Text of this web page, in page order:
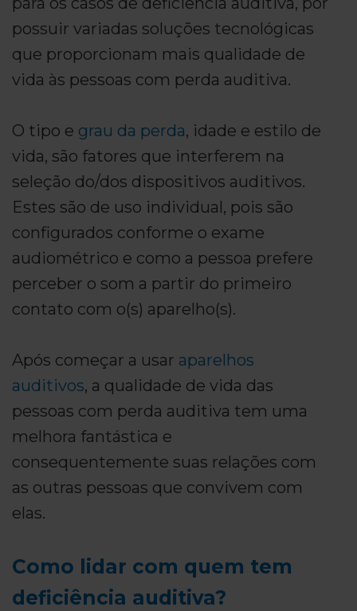
possuir variadas soluções tecnológicas
que proporcionam mais qualidade de
vida às pessoas com perda auditiva.
O tipo e grau da perda, idade e estilo de
vida, são fatores que interferem na
seleção do/dos dispositivos auditivos.
Estes são de uso individual, pois são
configurados conforme o exame
audiométrico e como a pessoa prefere
perceber o som a partir do primeiro
contato com o(s) aparelho(s).
Após começar a usar aparelhos
auditivos, a qualidade de vida das
pessoas com perda auditiva tem uma
melhora fantástica e
consequentemente suas relações com
as outras pessoas que convivem com
elas.
Como lidar com quem tem
deficiência auditiva?